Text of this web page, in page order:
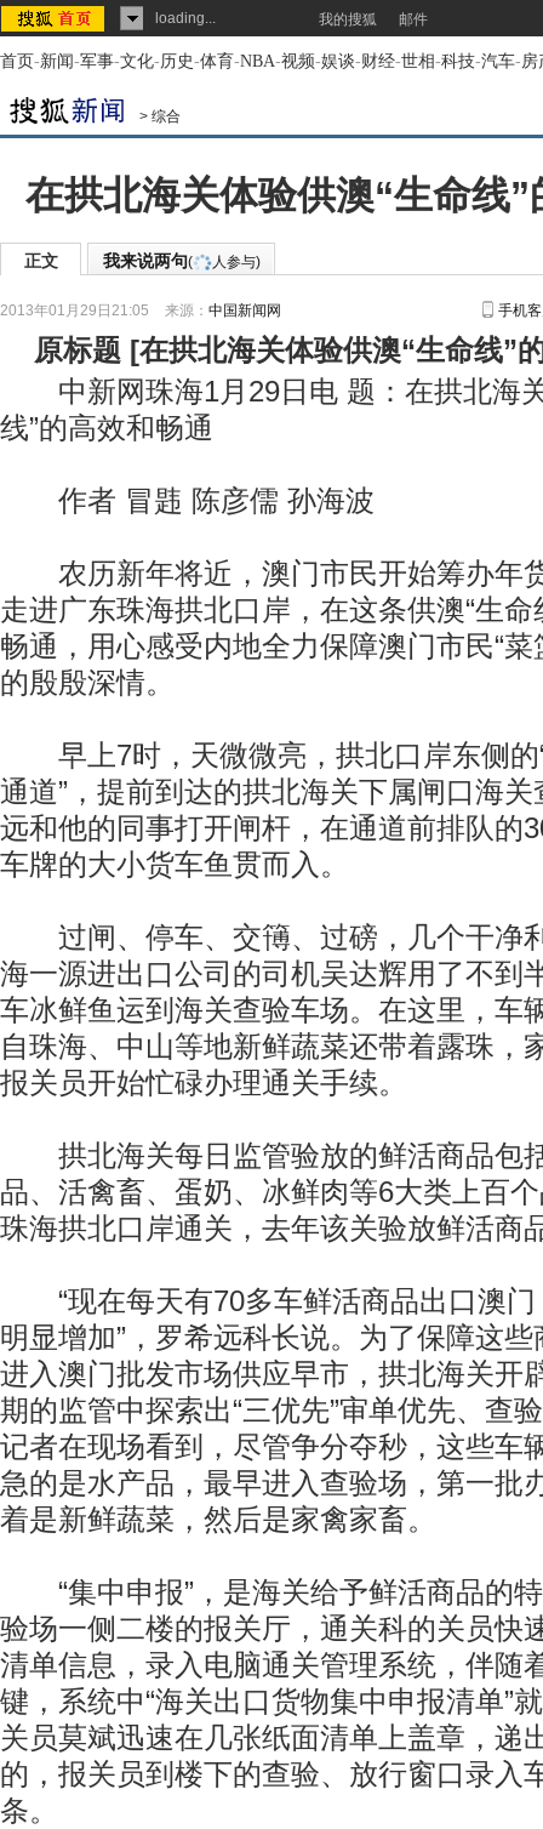
loading... 我的搜狐 邮件
首页-新闻-军事-文化-历史-体育-NBA-视频-娱谈-财经-世相-科技-汽车-房
> 综合
在拱北海关体验供澳“生命线
正文 我来说两句( 人参与)
2013年01月29日21:05 来源： 中国新闻网 手机
原标题 [在拱北海关体验供澳“生命线”
中新网珠海1月29日电 题：在拱北海
线”的高效和畅通
作者 冒韪 陈彦儒 孙海波
农历新年将近，澳门市民开始筹办年
走进广东珠海拱北口岸，在这条供澳“生命
畅通，用心感受内地全力保障澳门市民“菜
的殷殷深情。
早上7时，天微微亮，拱北口岸东侧的
通道”，提前到达的拱北海关下属闸口海
远和他的同事打开闸杆，在通道前排队的
车牌的大小货车鱼贯而入。
过闸、停车、交簙、过磅，几个干净
海一源进出口公司的司机吴达辉用了不到
车冰鲜鱼运到海关查验车场。在这里，车
自珠海、中山等地新鲜蔬菜还带着露珠，
报关员开始忙碌办理通关手续。
拱北海关每日监管验放的鲜活商品包
品、活禽畜、蛋奶、冰鲜肉等6大类上百
珠海拱北口岸通关，去年该关验放鲜活商
“现在每天有70多车鲜活商品出口澳门
明显增加”，罗希远科长说。为了保障这
进入澳门批发市场供应早市，拱北海关开
期的监管中探索出“三优先”审单优先、查
记者在现场看到，尽管争分夺秒，这些车
急的是水产品，最早进入查验场，第一批
着是新鲜蔬菜，然后是家禽家畜。
“集中申报”，是海关给予鲜活商品的
验场一侧二楼的报关厅，通关科的关员快
清单信息，录入电脑通关管理系统，伴随
键，系统中“海关出口货物集中申报清单”
关员莫斌迅速在几张纸面清单上盖章，递
的，报关员到楼下的查验、放行窗口录入
条。